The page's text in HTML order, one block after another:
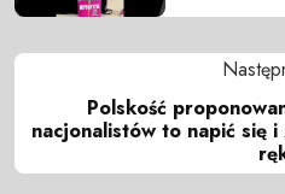
Polskość
nacjonalistów to napić się i